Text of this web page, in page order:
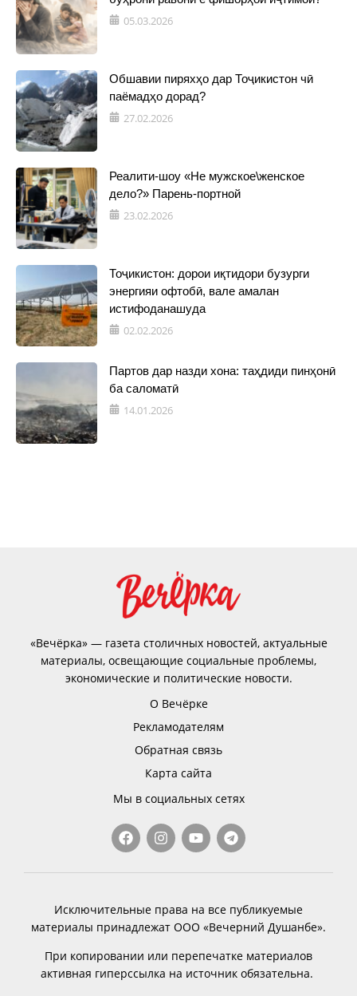
05.03.2026
Обшавии пиряхҳо дар Тоҷикистон чӣ
паёмадҳо дорад?
27.02.2026
Реалити-шоу «Не мужское\женское
дело?» Парень-портной
23.02.2026
Тоҷикистон: дорои иқтидори бузурги
энергияи офтобӣ, вале амалан
истифоданашуда
02.02.2026
Партов дар назди хона: таҳдиди пинҳонӣ
ба саломатӣ
14.01.2026
«Вечёрка» — газета столичных новостей, актуальные
материалы, освещающие социальные проблемы,
экономические и политические новости.
О Вечёрке
Рекламодателям
Обратная связь
Карта сайта
Мы в социальных сетях
Исключительные права на все публикуемые
материалы принадлежат ООО «Вечерний Душанбе».
При копировании или перепечатке материалов
активная гиперссылка на источник обязательна.